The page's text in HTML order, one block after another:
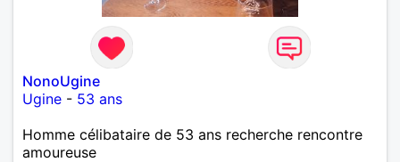
NonoUgine
Ugine - 53 ans
Homme célibataire de 53 ans recherche rencontre
amoureuse